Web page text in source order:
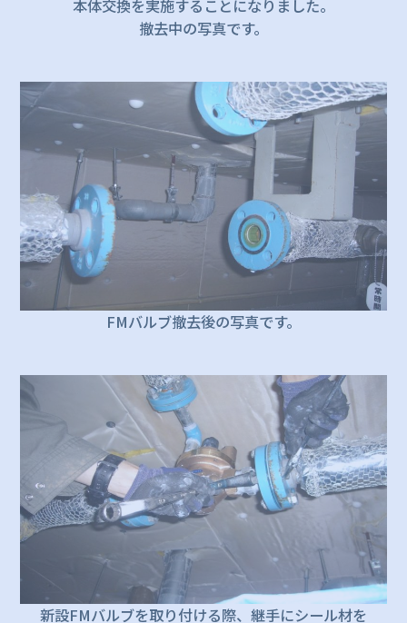
本体交換を実施することになりました。
撤去中の写真です。
FMバルブ撤去後の写真です。
新設FMバルブを取り付ける際、継手にシール材を